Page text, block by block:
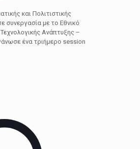
και Πολιτιστικής
συνεργασία με το Εθνικό
Ανάπτυξης –
ένα τριήμερο session